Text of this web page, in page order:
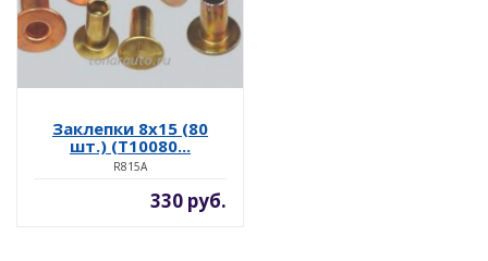
Заклепки 8x15 (80
шт.) (T10080...
R815A
330 руб.